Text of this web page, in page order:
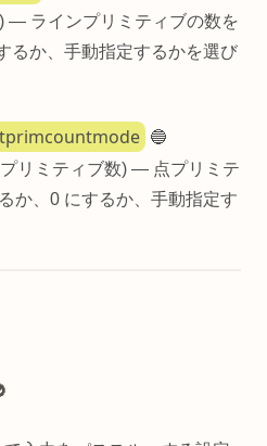
— ラインプリミティブの数を
るか、手動指定するかを選び
🔵
リミティブ数) — 点プリミテ
か、0 にするか、手動指定す